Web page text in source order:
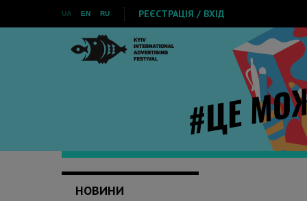
UA EN RU РЕЄСТРАЦІЯ / ВХІД
НОВИНИ